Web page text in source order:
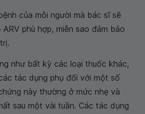
của mỗi người mà bác sĩ sẽ
phù hợp, miễn sao đảm bảo
như bất kỳ các loại thuốc khác,
tác dụng phụ đối với một số
này thường ở mức nhẹ và
sau một vài tuần. Các tác dụng